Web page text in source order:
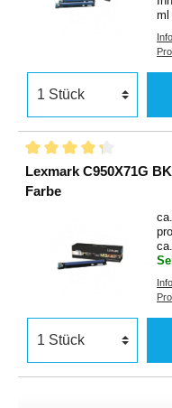
ml
Lexmark C950X71G
Farbe
ca.
ca.